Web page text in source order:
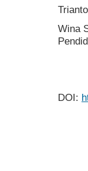
Wina
DOI: